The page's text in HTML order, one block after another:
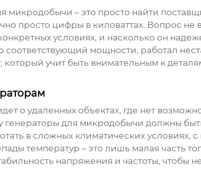
микродобычи – это просто найти
просто цифры в киловаттах. Вопрос не
условиях, и насколько он
соответствующий мощности, работал
учит быть внимательным к
о удаленных объектах, где нет
генераторы для микродобычи должны
в сложных климатических условиях,
температур – это лишь малая часть
напряжения и частоты, чтобы